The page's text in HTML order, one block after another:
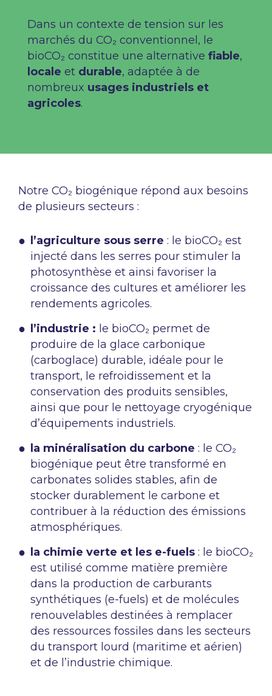
Dans un contexte de tension sur les
marchés du CO₂ conventionnel, le
bioCO₂ constitue une alternative fiable,
locale et durable, adaptée à de
nombreux usages industriels et
agricoles.
Notre CO₂ biogénique répond aux besoins
de plusieurs secteurs :
l’agriculture sous serre : le bioCO₂ est
injecté dans les serres pour stimuler la
photosynthèse et ainsi favoriser la
croissance des cultures et améliorer les
rendements agricoles.
l’industrie : le bioCO₂ permet de
produire de la glace carbonique
(carboglace) durable, idéale pour le
transport, le refroidissement et la
conservation des produits sensibles,
ainsi que pour le nettoyage cryogénique
d’équipements industriels.
la minéralisation du carbone : le CO₂
biogénique peut être transformé en
carbonates solides stables, afin de
stocker durablement le carbone et
contribuer à la réduction des émissions
atmosphériques.
la chimie verte et les e-fuels : le bioCO₂
est utilisé comme matière première
dans la production de carburants
synthétiques (e-fuels) et de molécules
renouvelables destinées à remplacer
des ressources fossiles dans les secteurs
du transport lourd (maritime et aérien)
et de l’industrie chimique.